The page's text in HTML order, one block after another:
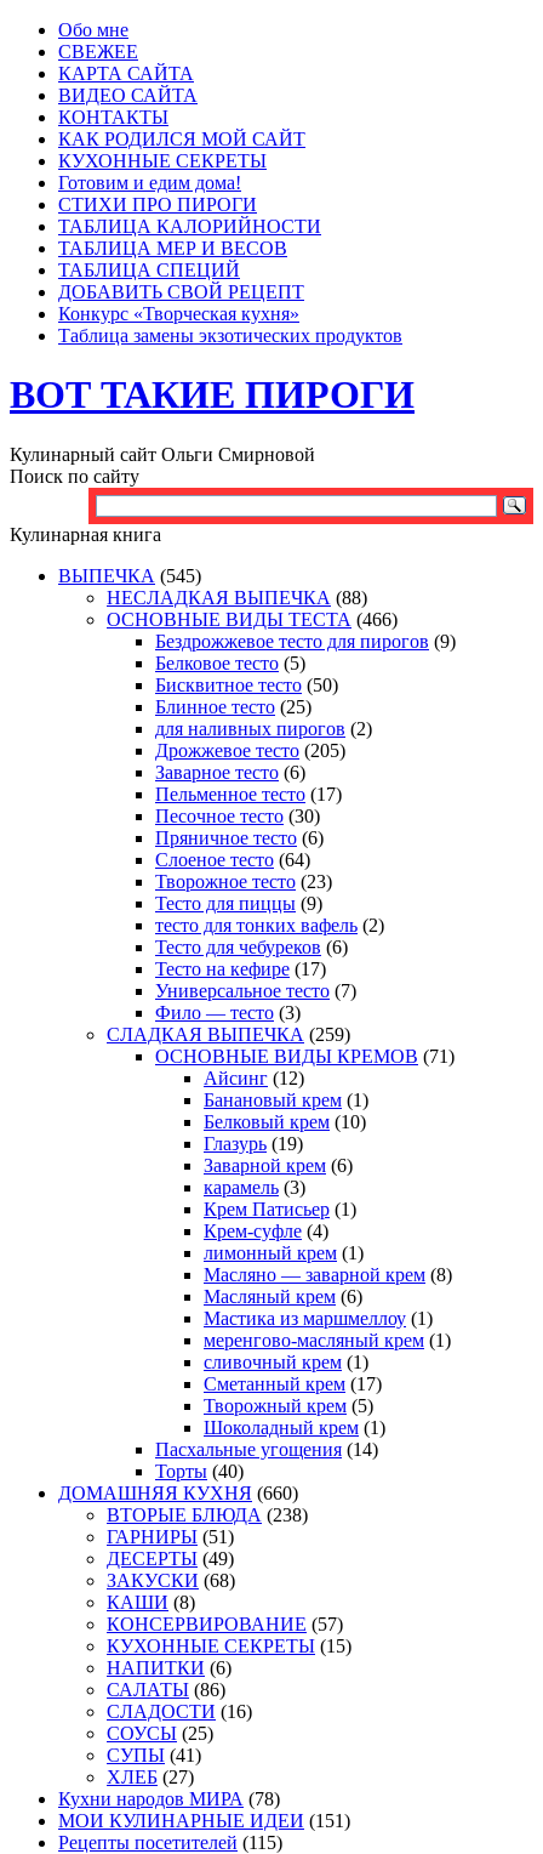
Обо мне
СВЕЖЕЕ
КАРТА САЙТА
ВИДЕО САЙТА
КОНТАКТЫ
КАК РОДИЛСЯ МОЙ САЙТ
КУХОННЫЕ СЕКРЕТЫ
Готовим и едим дома!
СТИХИ ПРО ПИРОГИ
ТАБЛИЦА КАЛОРИЙНОСТИ
ТАБЛИЦА МЕР И ВЕСОВ
ТАБЛИЦА СПЕЦИЙ
ДОБАВИТЬ СВОЙ РЕЦЕПТ
Конкурс «Творческая кухня»
Таблица замены экзотических продуктов
ВОТ ТАКИЕ ПИРОГИ
Кулинарный сайт Ольги Смирновой
Поиск по сайту
Кулинарная книга
ВЫПЕЧКА (545)
НЕСЛАДКАЯ ВЫПЕЧКА (88)
ОСНОВНЫЕ ВИДЫ ТЕСТА (466)
Бездрожжевое тесто для пирогов (9)
Белковое тесто (5)
Бисквитное тесто (50)
Блинное тесто (25)
для наливных пирогов (2)
Дрожжевое тесто (205)
Заварное тесто (6)
Пельменное тесто (17)
Песочное тесто (30)
Пряничное тесто (6)
Слоеное тесто (64)
Творожное тесто (23)
Тесто для пиццы (9)
тесто для тонких вафель (2)
Тесто для чебуреков (6)
Тесто на кефире (17)
Универсальное тесто (7)
Фило — тесто (3)
СЛАДКАЯ ВЫПЕЧКА (259)
ОСНОВНЫЕ ВИДЫ КРЕМОВ (71)
Айсинг (12)
Банановый крем (1)
Белковый крем (10)
Глазурь (19)
Заварной крем (6)
карамель (3)
Крем Патисьер (1)
Крем-суфле (4)
лимонный крем (1)
Масляно — заварной крем (8)
Масляный крем (6)
Мастика из маршмеллоу (1)
меренгово-масляный крем (1)
сливочный крем (1)
Сметанный крем (17)
Творожный крем (5)
Шоколадный крем (1)
Пасхальные угощения (14)
Торты (40)
ДОМАШНЯЯ КУХНЯ (660)
ВТОРЫЕ БЛЮДА (238)
ГАРНИРЫ (51)
ДЕСЕРТЫ (49)
ЗАКУСКИ (68)
КАШИ (8)
КОНСЕРВИРОВАНИЕ (57)
КУХОННЫЕ СЕКРЕТЫ (15)
НАПИТКИ (6)
САЛАТЫ (86)
СЛАДОСТИ (16)
СОУСЫ (25)
СУПЫ (41)
ХЛЕБ (27)
Кухни народов МИРА (78)
МОИ КУЛИНАРНЫЕ ИДЕИ (151)
Рецепты посетителей (115)